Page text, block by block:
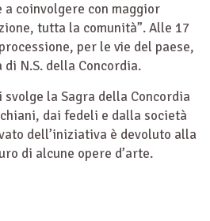
coinvolgere con maggior
tutta la comunità”. Alle 17
per le vie del paese,
di N.S. della Concordia.
la Sagra della Concordia
dai fedeli e dalla società
dell’iniziativa è devoluto alla
di alcune opere d’arte.